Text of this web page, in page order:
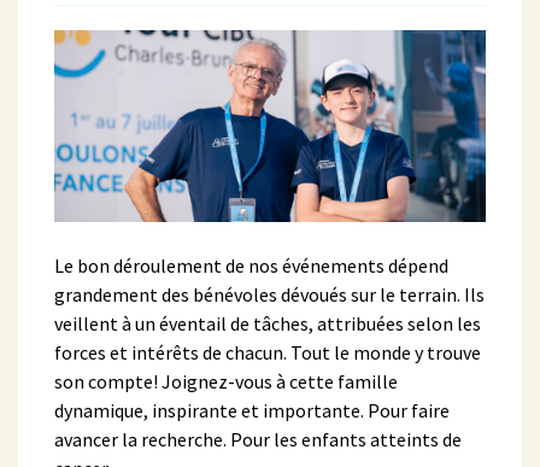
Le bon déroulement de nos événements dépend
grandement des bénévoles dévoués sur le terrain. Ils
veillent à un éventail de tâches, attribuées selon les
forces et intérêts de chacun. Tout le monde y trouve
son compte! Joignez-vous à cette famille
dynamique, inspirante et importante. Pour faire
avancer la recherche. Pour les enfants atteints de